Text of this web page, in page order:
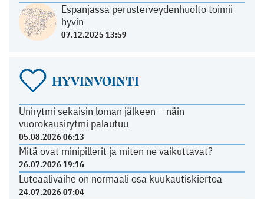
Espanjassa perusterveydenhuolto toimii
hyvin
07.12.2025 13:59
HYVINVOINTI
Unirytmi sekaisin loman jälkeen – näin
vuorokausirytmi palautuu
05.08.2026 06:13
Mitä ovat minipillerit ja miten ne vaikuttavat?
26.07.2026 19:16
Luteaalivaihe on normaali osa kuukautiskiertoa
24.07.2026 07:04